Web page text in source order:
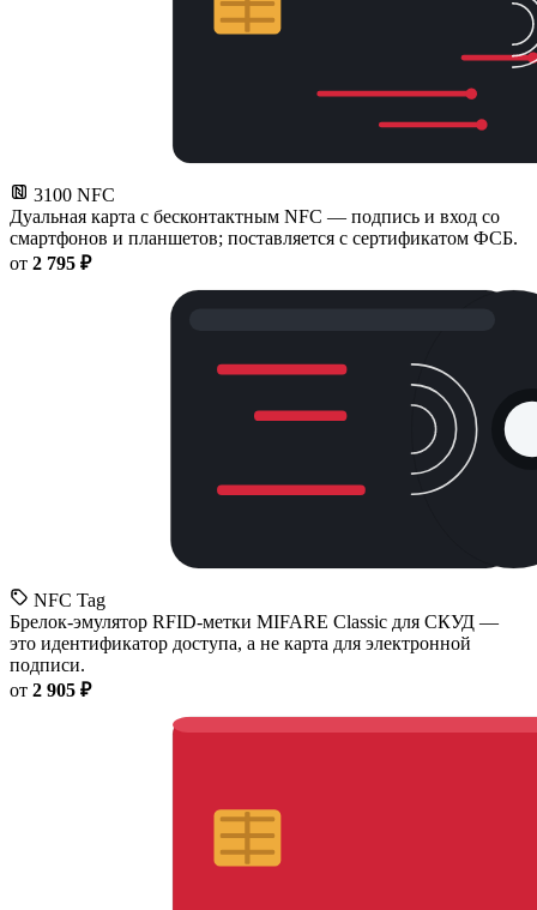
3100 NFC
Дуальная карта с бесконтактным NFC — подпись и вход со
смартфонов и планшетов; поставляется с сертификатом ФСБ.
от 2 795 ₽
NFC Tag
Брелок-эмулятор RFID-метки MIFARE Classic для СКУД —
это идентификатор доступа, а не карта для электронной
подписи.
от 2 905 ₽